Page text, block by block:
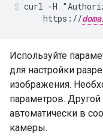
curl -H
      https://
Используйте
для настройки
изображения.
параметров.
автоматически в
камеры.